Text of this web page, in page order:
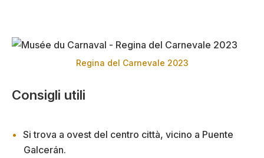
Regina del Carnevale 2023
Consigli utili
Si trova a ovest del centro città, vicino a Puente
Galcerán.